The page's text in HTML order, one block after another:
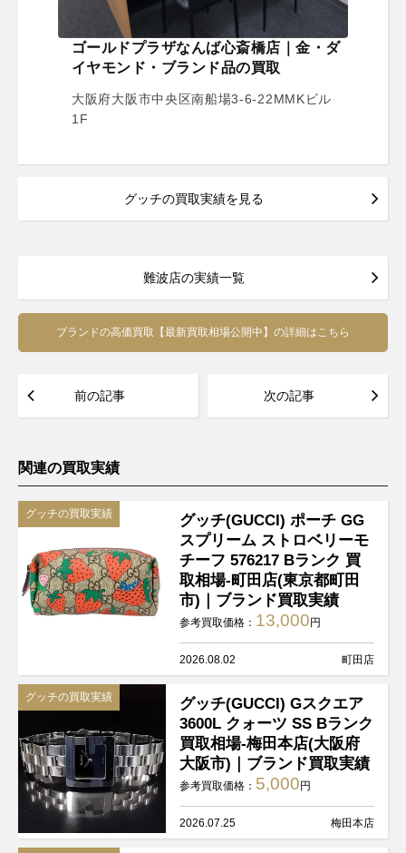
ゴールドプラザなんば心斎橋店｜金・ダ
イヤモンド・ブランド品の買取
大阪府大阪市中央区南船場3-6-22MMKビル
1F
グッチの買取実績を見る
難波店の実績一覧
ブランドの高価買取【最新買取相場公開中】の詳細はこちら
前の記事 次の記事
関連の買取実績
グッチの買取実績
グッチ(GUCCI) ポーチ GG
スプリーム ストロベリーモ
チーフ 576217 Bランク 買
取相場-町田店(東京都町田
市)｜ブランド買取実績
参考買取価格： 13,000 円
2026.08.02 町田店
グッチの買取実績
グッチ(GUCCI) Gスクエア
3600L クォーツ SS Bランク
買取相場-梅田本店(大阪府
大阪市)｜ブランド買取実績
参考買取価格： 5,000 円
2026.07.25 梅田本店